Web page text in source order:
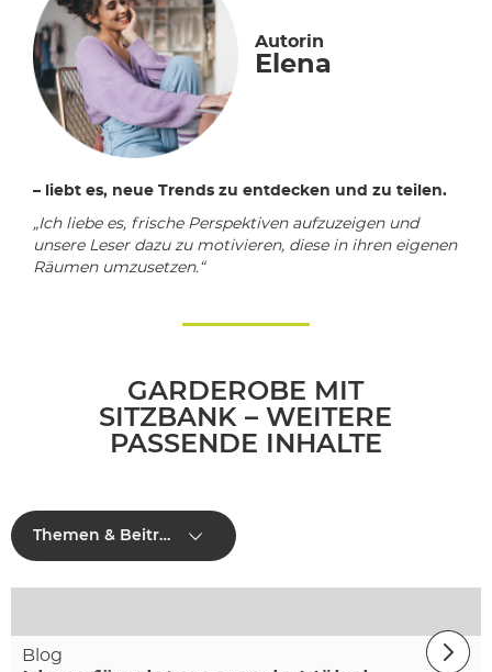
Autorin
Elena
– liebt es, neue Trends zu entdecken und zu teilen.
„Ich liebe es, frische Perspektiven aufzuzeigen und
unsere Leser dazu zu motivieren, diese in ihren eigenen
Räumen umzusetzen.“
GARDEROBE MIT
SITZBANK – WEITERE
PASSENDE INHALTE
Themen & Beiträge
Blog